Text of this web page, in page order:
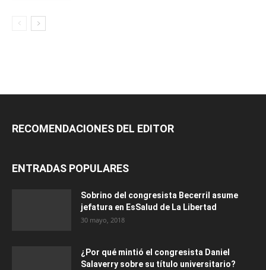
RECOMENDACIONES DEL EDITOR
ENTRADAS POPULARES
Sobrino del congresista Becerril asume
jefatura en EsSalud de La Libertad
30 mayo, 2018
¿Por qué mintió el congresista Daniel
Salaverry sobre su título universitario?